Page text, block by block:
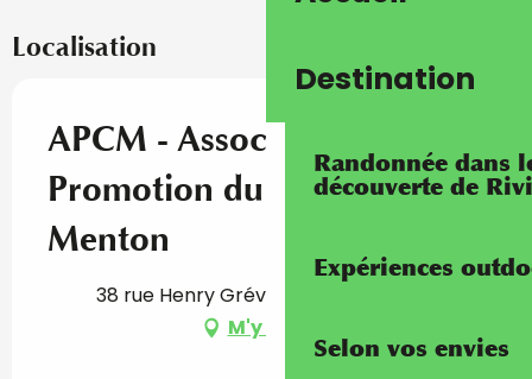
Destination
Randonnée dans
découverte de
Expériences
Selon vos envies
Localisation
APCM - Association pour la
Promotion du Citron de
Menton
38 rue Henry Gréville, 06500 Menton
M'y rendre